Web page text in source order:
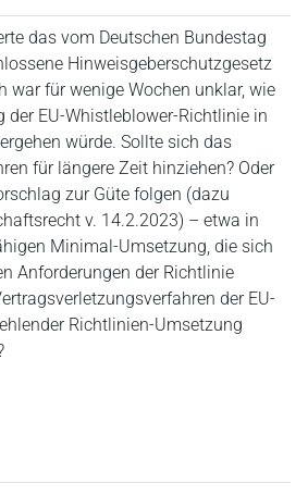
das vom Deutschen Bundestag
Hinweisgeberschutzgesetz
war für wenige Wochen unklar, wie
der EU-Whistleblower-Richtlinie in
würde. Sollte sich das
für längere Zeit hinziehen? Oder
zur Güte folgen (dazu
v. 14.2.2023) – etwa in
Minimal-Umsetzung, die sich
Anforderungen der Richtlinie
der EU-
Richtlinien-Umsetzung